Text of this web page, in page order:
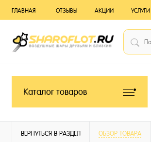
ГЛАВНАЯ ОТЗЫВЫ АКЦИИ УСЛУГИ
Каталог товаров
ВЕРНУТЬСЯ В РАЗДЕЛ ОБЗОР ТОВАРА